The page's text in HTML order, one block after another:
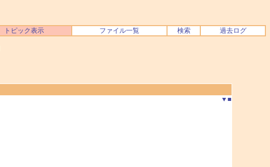
トピック表示 ファイル一覧 検索 過去ログ
▼ ■